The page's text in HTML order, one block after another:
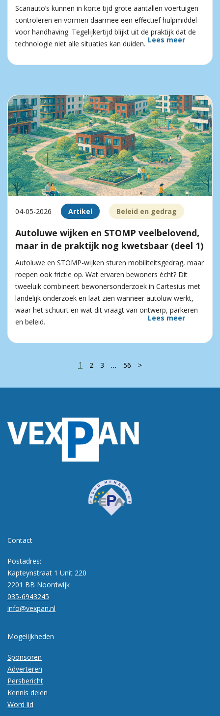
Scanauto’s kunnen in korte tijd grote aantallen voertuigen
controleren en vormen daarmee een effectief hulpmiddel
voor handhaving. Tegelijkertijd blijkt uit de praktijk dat de
technologie niet alle situaties kan duiden. Lees meer
04-05-2026 Artikel Beleid en gedrag
Autoluwe wijken en STOMP veelbelovend,
maar in de praktijk nog kwetsbaar (deel 1)
Autoluwe en STOMP-wijken sturen mobiliteitsgedrag, maar
roepen ook frictie op. Wat ervaren bewoners écht? Dit
tweeluik combineert bewonersonderzoek in Cartesius met
landelijk onderzoek en laat zien wanneer autoluw werkt,
waar het schuurt en wat dit vraagt van ontwerp, parkeren
en beleid.
Lees meer
1 2 3 … 56 >
Contact
Postadres:
Kapteynstraat 1 Unit 220
2201 BB Noordwijk
035-6943245
info@vexpan.nl
Mogelijkheden
Sponsoren
Adverteren
Persbericht
Kennis delen
Word lid